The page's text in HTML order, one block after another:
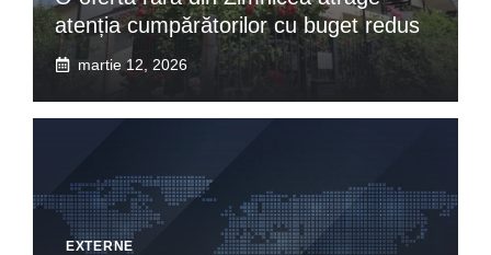
atenția cumpărătorilor cu buget redus
martie 12, 2026
EXTERNE